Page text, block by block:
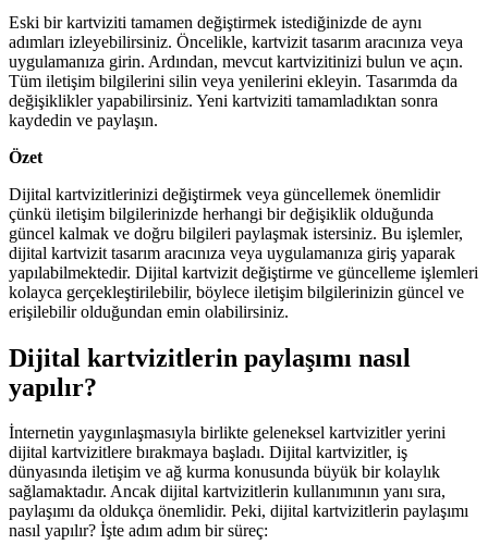
Eski bir kartviziti tamamen değiştirmek istediğinizde de aynı
adımları izleyebilirsiniz. Öncelikle, kartvizit tasarım aracınıza veya
uygulamanıza girin. Ardından, mevcut kartvizitinizi bulun ve açın.
Tüm iletişim bilgilerini silin veya yenilerini ekleyin. Tasarımda da
değişiklikler yapabilirsiniz. Yeni kartviziti tamamladıktan sonra
kaydedin ve paylaşın.
Özet
Dijital kartvizitlerinizi değiştirmek veya güncellemek önemlidir
çünkü iletişim bilgilerinizde herhangi bir değişiklik olduğunda
güncel kalmak ve doğru bilgileri paylaşmak istersiniz. Bu işlemler,
dijital kartvizit tasarım aracınıza veya uygulamanıza giriş yaparak
yapılabilmektedir. Dijital kartvizit değiştirme ve güncelleme işlemleri
kolayca gerçekleştirilebilir, böylece iletişim bilgilerinizin güncel ve
erişilebilir olduğundan emin olabilirsiniz.
Dijital kartvizitlerin paylaşımı nasıl
yapılır?
İnternetin yaygınlaşmasıyla birlikte geleneksel kartvizitler yerini
dijital kartvizitlere bırakmaya başladı. Dijital kartvizitler, iş
dünyasında iletişim ve ağ kurma konusunda büyük bir kolaylık
sağlamaktadır. Ancak dijital kartvizitlerin kullanımının yanı sıra,
paylaşımı da oldukça önemlidir. Peki, dijital kartvizitlerin paylaşımı
nasıl yapılır? İşte adım adım bir süreç: